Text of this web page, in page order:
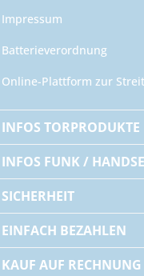
Impressum
Batterieverordnung
Online-Plattform zur
INFOS TORPRODUKTE
INFOS FUNK /
SICHERHEIT
EINFACH BEZAHLEN
KAUF AUF